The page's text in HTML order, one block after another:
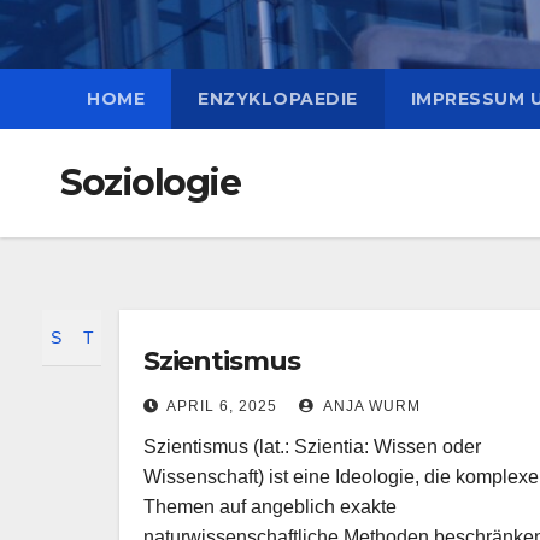
HOME ENZYKLOPAEDIE IMPRESSUM
Soziologie
S T
Szientismus
APRIL 6, 2025 ANJA WURM
Szientismus (lat.: Szientia: Wissen oder
Wissenschaft) ist eine Ideologie, die komplexe
Themen auf angeblich exakte